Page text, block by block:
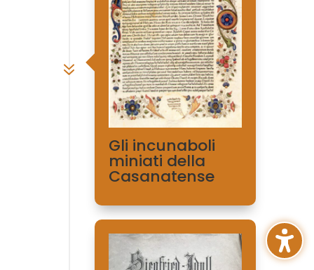
7
Gli incunaboli
miniati della
Casanatense